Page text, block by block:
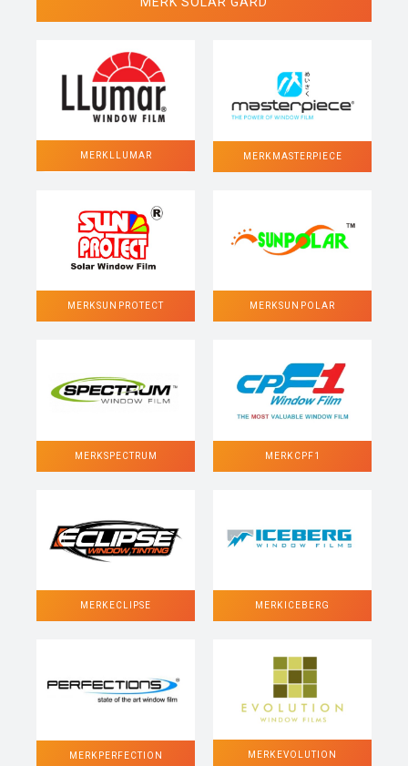
MERK LLUMAR MERK MASTERPIECE
MERK SUN PROTECT MERK SUN POLAR
MERK SPECTRUM MERK CPF1
MERK ECLIPSE MERK ICEBERG
MERK PERFECTION MERK EVOLUTION